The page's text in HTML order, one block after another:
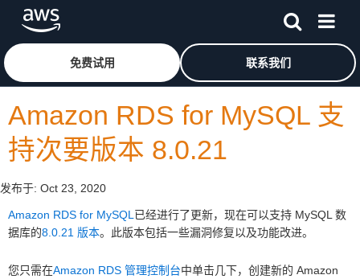
跳至主要内容
免费试用 联系我们
Amazon RDS for MySQL 支
持次要版本 8.0.21
发布于: Oct 23, 2020
Amazon RDS for MySQL 已经进行了更新，现在可以支持 MySQL 数
据库的8.0.21 版本。此版本包括一些漏洞修复以及功能改进。
您只需在Amazon RDS 管理控制台中单击几下，创建新的 Amazon